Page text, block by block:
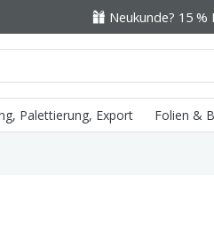
Neukunde? 15
Palettierung, Export Folien &